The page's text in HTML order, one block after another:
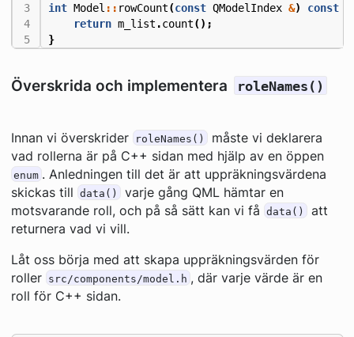
int Model :: rowCount(const QModelIndex &) const
return m_list .count();
}
Överskrida och implementera roleNames()
Innan vi överskrider roleNames()
måste vi deklarera
vad rollerna är på C++ sidan med hjälp av en öppen
enum . Anledningen till det är att uppräkningsvärdena
skickas till
data()
varje gång QML hämtar en
motsvarande roll, och på så sätt kan vi få
data()
att
returnera vad vi vill.
Låt oss börja med att skapa uppräkningsvärden för
roller src/components/model.h , där varje värde är en
roll för C++ sidan.